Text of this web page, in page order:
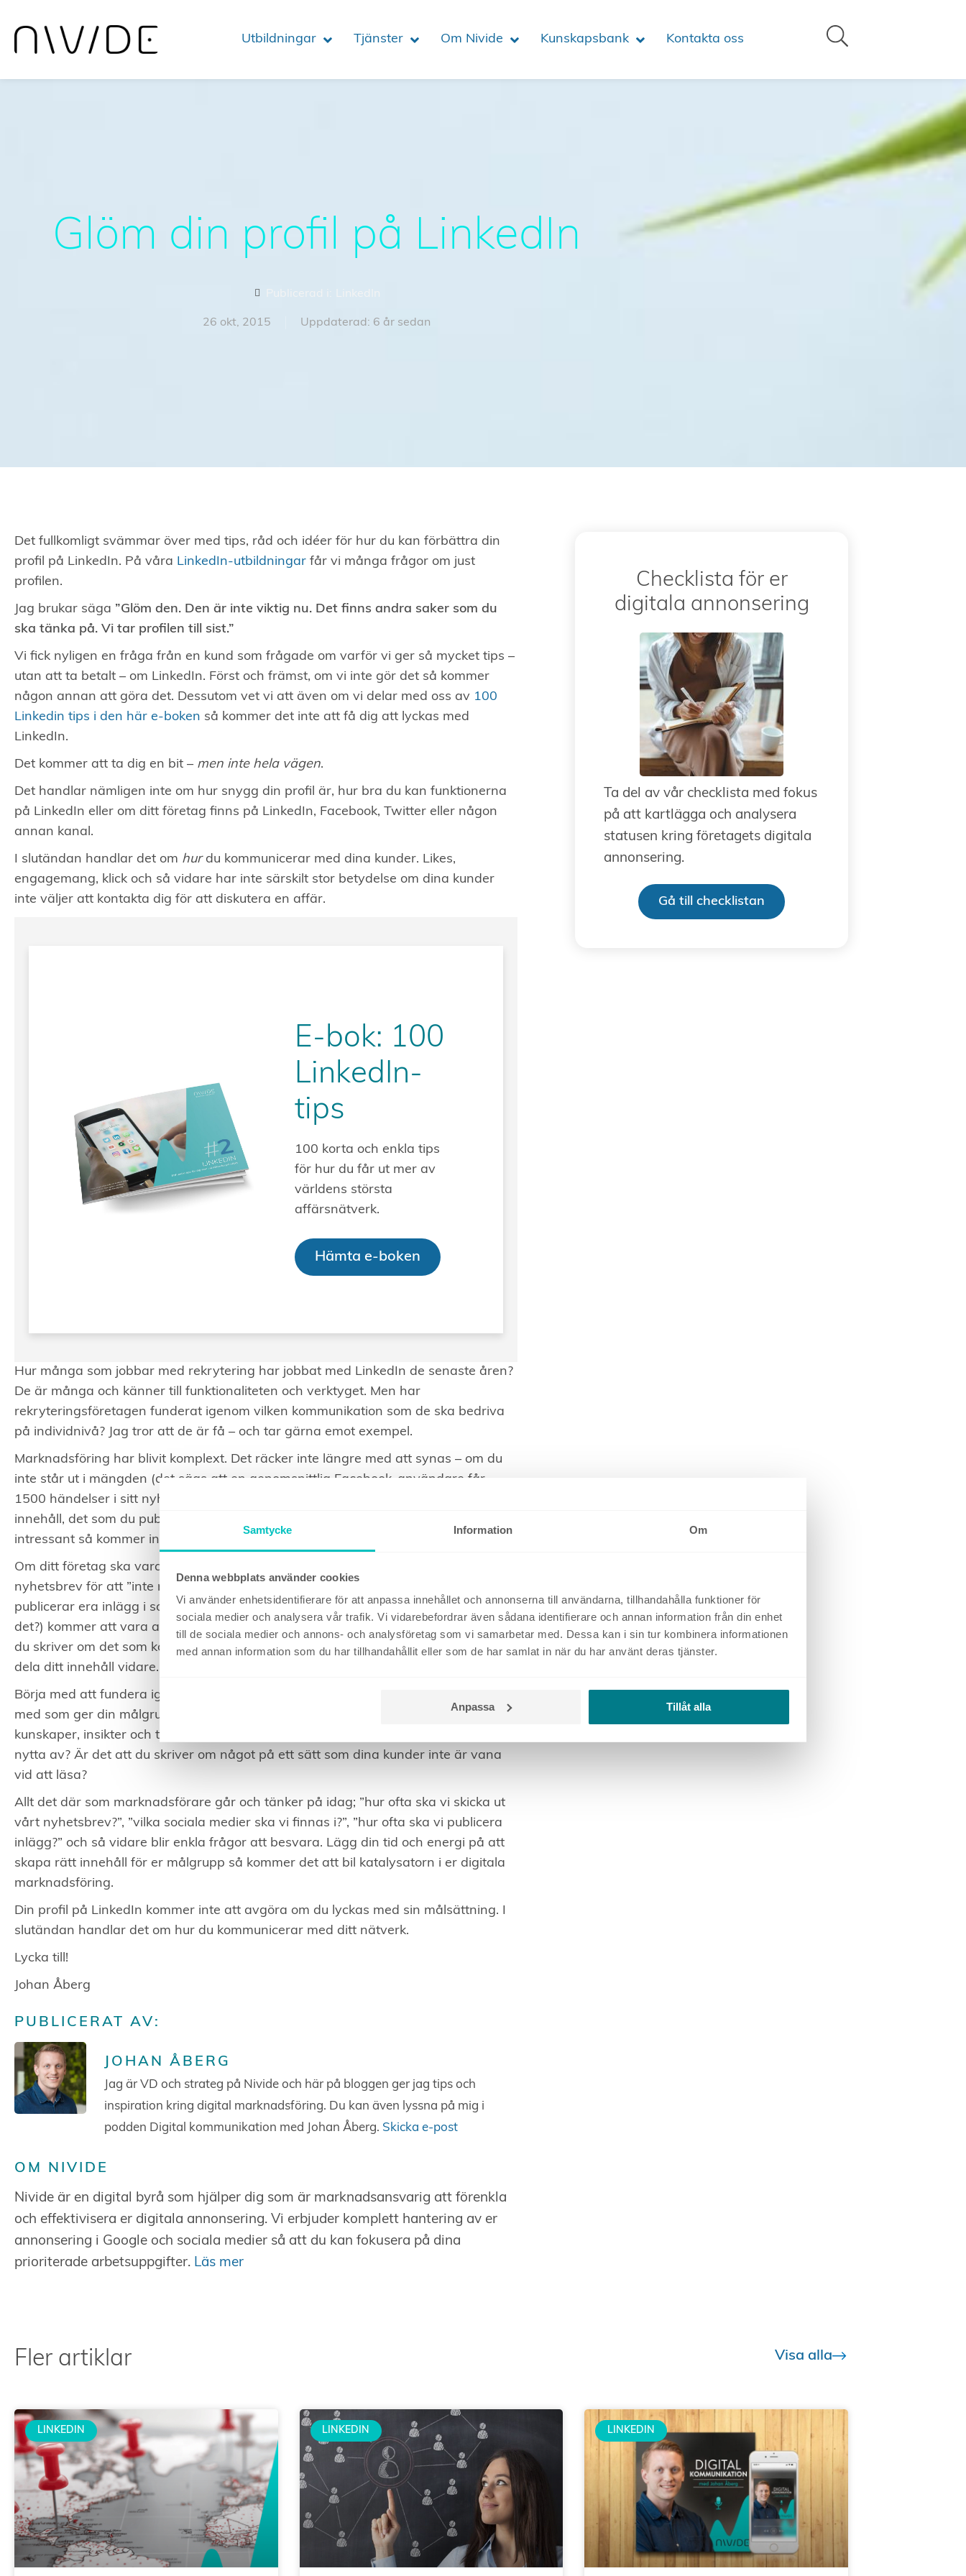
Samtycke Information Om
Denna webbplats använder cookies
Vi använder enhetsidentifierare för att anpassa innehållet och annonserna till användarna, tillhandahålla funktioner för
sociala medier och analysera vår trafik. Vi vidarebefordrar även sådana identifierare och annan information från din enhet
till de sociala medier och annons- och analysföretag som vi samarbetar med. Dessa kan i sin tur kombinera informationen
med annan information som du har tillhandahållit eller som de har samlat in när du har använt deras tjänster.
Anpassa Tillåt alla
Utbildningar Tjänster Om Nivide Kunskapsbank Kontakta oss
Glöm din profil på LinkedIn
Publicerad i: LinkedIn
26 okt, 2015 Uppdaterad: 6 år sedan
Det fullkomligt svämmar över med tips, råd och idéer för hur du kan förbättra din
profil på LinkedIn. På våra LinkedIn-utbildningar får vi många frågor om just
profilen.
Jag brukar säga ”Glöm den. Den är inte viktig nu. Det finns andra saker som du
ska tänka på. Vi tar profilen till sist.”
Vi fick nyligen en fråga från en kund som frågade om varför vi ger så mycket tips –
utan att ta betalt – om LinkedIn. Först och främst, om vi inte gör det så kommer
någon annan att göra det. Dessutom vet vi att även om vi delar med oss av 100
Linkedin tips i den här e-boken så kommer det inte att få dig att lyckas med
LinkedIn.
Det kommer att ta dig en bit – men inte hela vägen.
Det handlar nämligen inte om hur snygg din profil är, hur bra du kan funktionerna
på LinkedIn eller om ditt företag finns på LinkedIn, Facebook, Twitter eller någon
annan kanal.
I slutändan handlar det om hurdu kommunicerar med dina kunder. Likes,
engagemang, klick och så vidare har inte särskilt stor betydelse om dina kunder
inte väljer att kontakta dig för att diskutera en affär.
E-bok: 100
LinkedIn-
tips
100 korta och enkla tips
för hur du får ut mer av
världens största
affärsnätverk.
Hämta e-boken
Hur många som jobbar med rekrytering har jobbat med LinkedIn de senaste åren?
De är många och känner till funktionaliteten och verktyget. Men har
rekryteringsföretagen funderat igenom vilken kommunikation som de ska bedriva
på individnivå? Jag tror att de är få – och tar gärna emot exempel.
Marknadsföring har blivit komplext. Det räcker inte längre med att synas – om du
inte står ut i mängden (det sägs att en genomsnittlig Facebook-användare får
1500 händelser i sitt nyhetsflöde varje dag) så kommer du inte att lyckas. Om ditt
innehåll, det som du publicerar, vad du skriver om och hur du skriver om det inte är
intressant så kommer ingen att lyssna.
Om ditt företag ska vara med på Facebook eller ej, hur ofta ni skickar ut ert
nyhetsbrev för att ”inte riskera att folk blir trötta på er”, vilken tid på dygnet som ni
publicerar era inlägg i sociala medier (herregud, är det verkligen någon som köper
det?) kommer att vara av underordnad betydelse. Det är vad du skriver om och hur
du skriver om det som kommer att få din målgrupp att lyssna, engagera sig och
dela ditt innehåll vidare.
Börja med att fundera igenom din innehållsstrategi. Vad är det som du kan bidra
med som ger din målgrupp en riktigt bra anledning att följa ditt företag? Är det
kunskaper, insikter och tips? Är det statistik och rapporter som dina kunder har
nytta av? Är det att du skriver om något på ett sätt som dina kunder inte är vana
vid att läsa?
Allt det där som marknadsförare går och tänker på idag; ”hur ofta ska vi skicka ut
vårt nyhetsbrev?”, ”vilka sociala medier ska vi finnas i?”, ”hur ofta ska vi publicera
inlägg?” och så vidare blir enkla frågor att besvara. Lägg din tid och energi på att
skapa rätt innehåll för er målgrupp så kommer det att bil katalysatorn i er digitala
marknadsföring.
Din profil på LinkedIn kommer inte att avgöra om du lyckas med sin målsättning. I
slutändan handlar det om hur du kommunicerar med ditt nätverk.
Lycka till!
Johan Åberg
PUBLICERAT AV:
JOHAN ÅBERG
Jag är VD och strateg på Nivide och här på bloggen ger jag tips och
inspiration kring digital marknadsföring. Du kan även lyssna på mig i
podden Digital kommunikation med Johan Åberg. Skicka e-post
OM NIVIDE
Nivide är en digital byrå som hjälper dig som är marknadsansvarig att förenkla
och effektivisera er digitala annonsering. Vi erbjuder komplett hantering av er
annonsering i Google och sociala medier så att du kan fokusera på dina
prioriterade arbetsuppgifter. Läs mer
Checklista för er
digitala annonsering
Ta del av vår checklista med fokus
på att kartlägga och analysera
statusen kring företagets digitala
annonsering.
Gå till checklistan
Fler artiklar Visa alla
LINKEDIN LINKEDIN LINKEDIN